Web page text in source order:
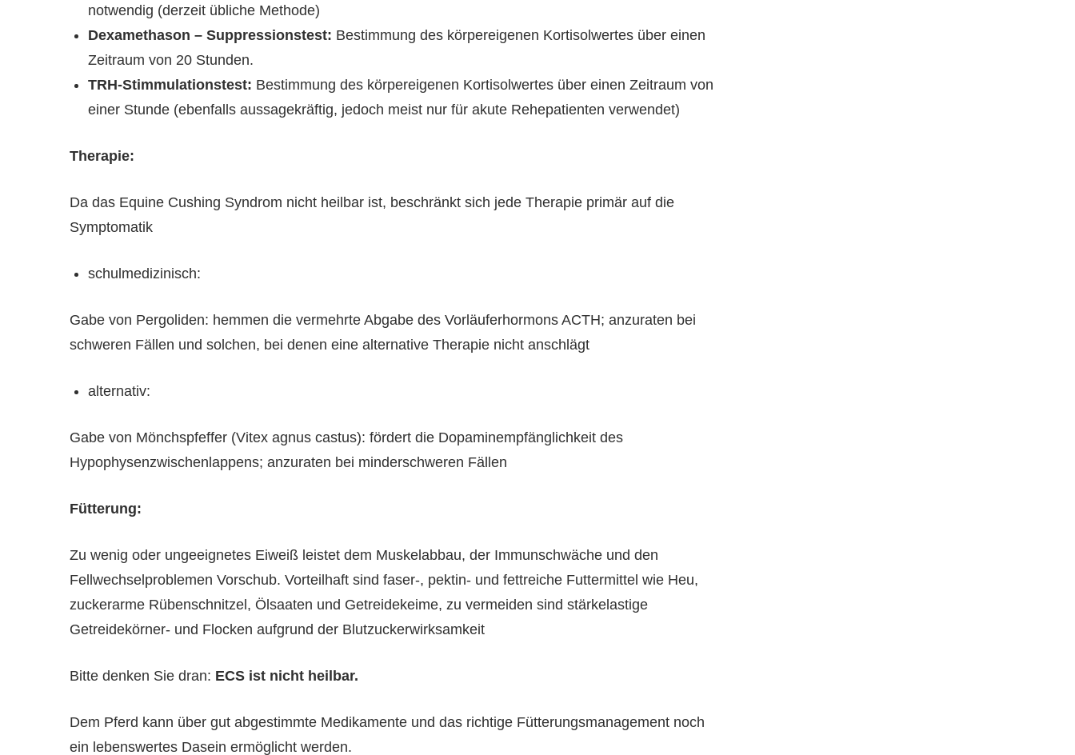
notwendig (derzeit übliche Methode)
Dexamethason – Suppressionstest: Bestimmung des körpereigenen Kortisolwertes über einen
Zeitraum von 20 Stunden.
TRH-Stimmulationstest: Bestimmung des körpereigenen Kortisolwertes über einen Zeitraum von
einer Stunde (ebenfalls aussagekräftig, jedoch meist nur für akute Rehepatienten verwendet)
Therapie:
Da das Equine Cushing Syndrom nicht heilbar ist, beschränkt sich jede Therapie primär auf die
Symptomatik
schulmedizinisch:
Gabe von Pergoliden: hemmen die vermehrte Abgabe des Vorläuferhormons ACTH; anzuraten bei
schweren Fällen und solchen, bei denen eine alternative Therapie nicht anschlägt
alternativ:
Gabe von Mönchspfeffer (Vitex agnus castus): fördert die Dopaminempfänglichkeit des
Hypophysenzwischenlappens; anzuraten bei minderschweren Fällen
Fütterung:
Zu wenig oder ungeeignetes Eiweiß leistet dem Muskelabbau, der Immunschwäche und den
Fellwechselproblemen Vorschub. Vorteilhaft sind faser-, pektin- und fettreiche Futtermittel wie Heu,
zuckerarme Rübenschnitzel, Ölsaaten und Getreidekeime, zu vermeiden sind stärkelastige
Getreidekörner- und Flocken aufgrund der Blutzuckerwirksamkeit
Bitte denken Sie dran: ECS ist nicht heilbar.
Dem Pferd kann über gut abgestimmte Medikamente und das richtige Fütterungsmanagement noch
ein lebenswertes Dasein ermöglicht werden.